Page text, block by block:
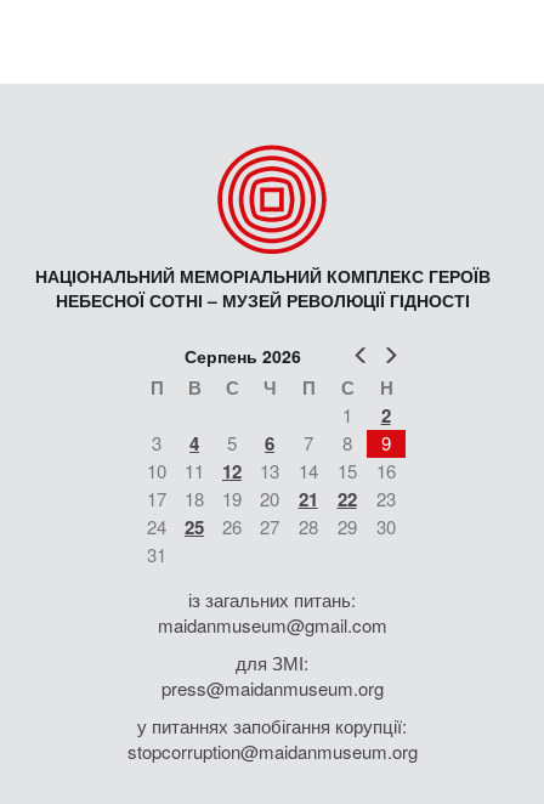
НАЦІОНАЛЬНИЙ МЕМОРІАЛЬНИЙ КОМПЛЕКС ГЕРОЇВ
НЕБЕСНОЇ СОТНІ – МУЗЕЙ РЕВОЛЮЦІЇ ГІДНОСТІ
Попер
Серпень 2026
П В С Ч П С Н
1 2
3 4 5 6 7 8
9
10
11 12 13 14 15
16
17
18 19 20 21 22
23
24
25 26 27 28 29
30
31
із загальних питань:
maidanmuseum@gmail.com
для ЗМІ:
press@maidanmuseum.org
у питаннях запобігання корупції:
stopcorruption@maidanmuseum.org